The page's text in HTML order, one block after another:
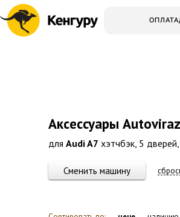
ОПЛАТА
Аксессуары
для Audi A7 хэтчбэк, 5
Сменить машину